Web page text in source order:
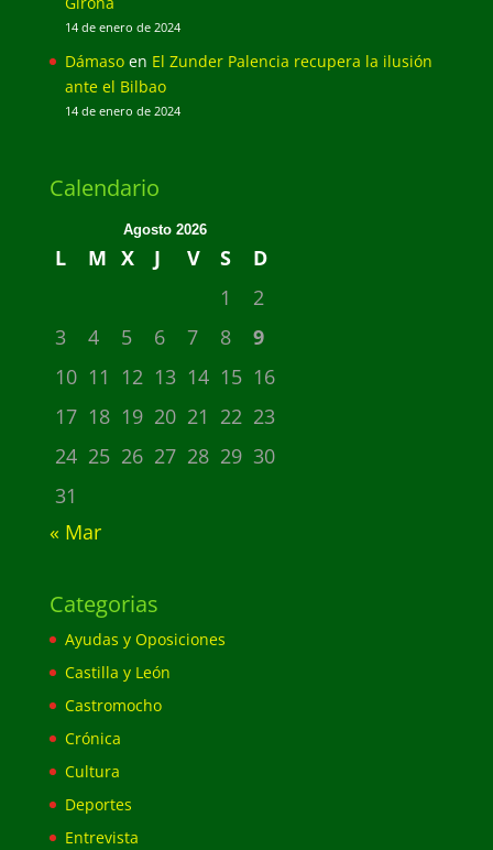
14 de enero de 2024
Dámasoen El Zunder Palencia recupera la ilusión
ante el Bilbao
14 de enero de 2024
Calendario
Agosto 2026
L M X J V S
D
1
2
3
4 5 6 7 8
9
10 11 12 13 14 15 16
17 18 19 20 21 22 23
24 25 26 27 28 29 30
31
« Mar
Categorias
Ayudas y Oposiciones
Castilla y León
Castromocho
Crónica
Cultura
Deportes
Entrevista